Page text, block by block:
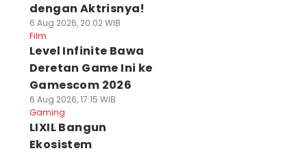
dengan Aktrisnya!
6 Aug 2026, 20:02 WIB
Film
Level Infinite Bawa
Deretan Game Ini ke
Gamescom 2026
6 Aug 2026, 17:15 WIB
Gaming
LIXIL Bangun
Ekosistem